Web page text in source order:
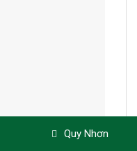
Quy Nhơn